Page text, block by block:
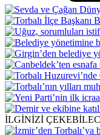
İLGİNİZİ